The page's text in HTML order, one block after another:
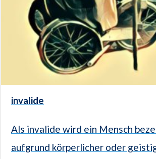
invalide
Als invalide wird ein Mensch
aufgrund körperlicher oder